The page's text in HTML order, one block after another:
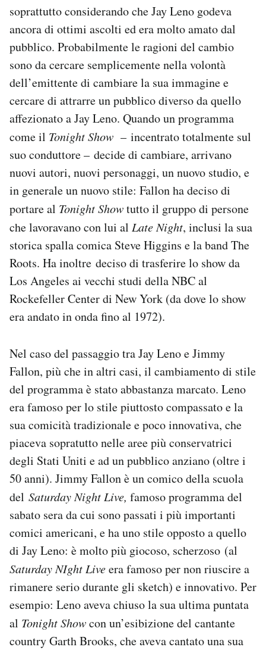
soprattutto considerando che Jay Leno godeva
ancora di ottimi ascolti ed era molto amato dal
pubblico. Probabilmente le ragioni del cambio
sono da cercare semplicemente nella volontà
dell’emittente di cambiare la sua immagine e
cercare di attrarre un pubblico diverso da quello
affezionato a Jay Leno. Quando un programma
come il Tonight Show – incentrato totalmente sul
suo conduttore – decide di cambiare, arrivano
nuovi autori, nuovi personaggi, un nuovo studio, e
in generale un nuovo stile: Fallon ha deciso di
portare al Tonight Showtutto il gruppo di persone
che lavoravano con lui al Late Night, inclusi la sua
storica spalla comica Steve Higgins e la band The
Roots. Ha inoltre deciso di trasferire lo show da
Los Angeles ai vecchi studi della NBC al
Rockefeller Center di New York (da dove lo show
era andato in onda fino al 1972).
Nel caso del passaggio tra Jay Leno e Jimmy
Fallon, più che in altri casi, il cambiamento di stile
del programma è stato abbastanza marcato. Leno
era famoso per lo stile piuttosto compassato e la
sua comicità tradizionale e poco innovativa, che
piaceva sopratutto nelle aree più conservatrici
degli Stati Uniti e ad un pubblico anziano (oltre i
50 anni). Jimmy Fallon è un comico della scuola
del Saturday Night Live, famoso programma del
sabato sera da cui sono passati i più importanti
comici americani, e ha uno stile opposto a quello
di Jay Leno: è molto più giocoso, scherzoso (al
Saturday NIght Liveera famoso per non riuscire a
rimanere serio durante gli sketch) e innovativo. Per
esempio: Leno aveva chiuso la sua ultima puntata
al Tonight Showcon un’esibizione del cantante
country Garth Brooks, che aveva cantato una sua